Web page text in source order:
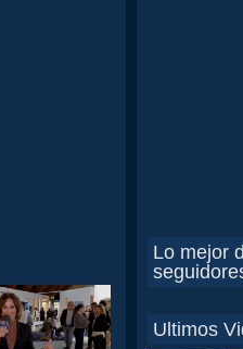
Lo mejor
Ultimos